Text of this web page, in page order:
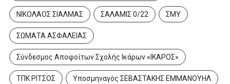
ΝΙΚΟΛΑΟΣ ΣΙΑΛΜΑΣ ΣΑΛΑΜΙΣ 0/22 ΣΜΥ
ΣΩΜΑΤΑ ΑΣΦΑΛΕΙΑΣ
Σύνδεσμος Αποφοίτων Σχολής Ικάρων «ΙΚΑΡΟΣ»
ΤΠΚ ΡΙΤΣΟΣ Υποσμηναγός ΣΕΒΑΣΤΑΚΗΣ ΕΜΜΑΝΟΥΗΛ